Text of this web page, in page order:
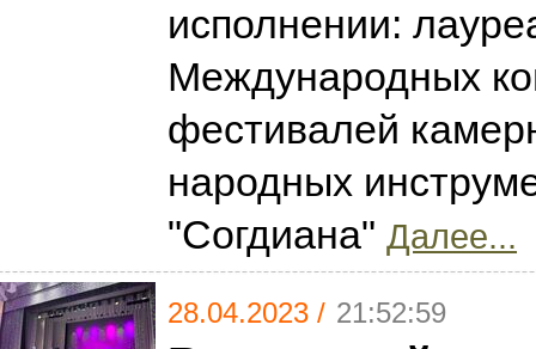
исполнении:
Международных
фестивалей
народных
"Согдиана" Далее...
28.04.2023 / 21:52:59